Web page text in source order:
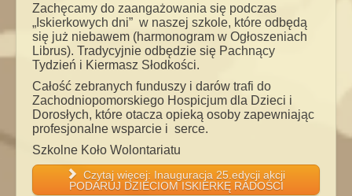
Zachęcamy do zaangażowania się podczas
„Iskierkowych dni” w naszej szkole, które odbędą
się już niebawem (harmonogram w Ogłoszeniach
Librus). Tradycyjnie odbędzie się Pachnący
Tydzień i Kiermasz Słodkości.
Całość zebranych funduszy i darów trafi do
Zachodniopomorskiego Hospicjum dla Dzieci i
Dorosłych, które otacza opieką osoby zapewniając
profesjonalne wsparcie i serce.
Szkolne Koło Wolontariatu
Czytaj więcej: Inauguracja 25.edycji akcji
PODARUJ DZIECIOM ISKIERKĘ RADOŚCI